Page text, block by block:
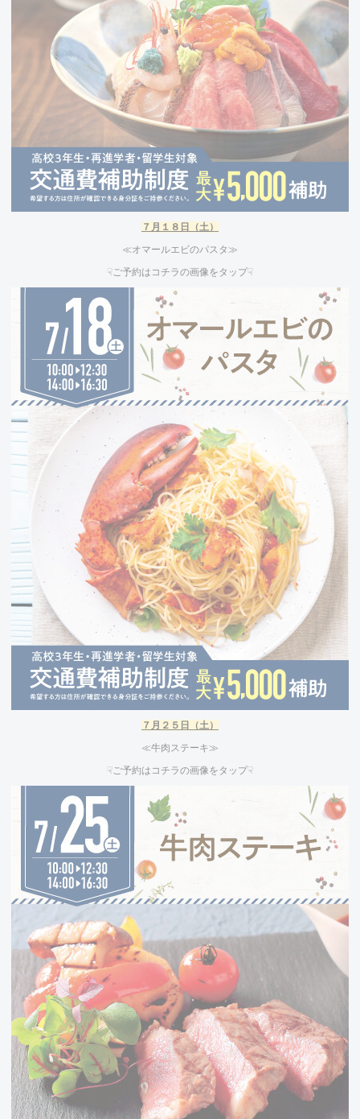
７ 月１８日（土）
≪オマールエビのパスタ≫
☟ご予約はコチラの画像をタップ☟
７ 月２５日（土）
≪牛肉ステーキ≫
☟ご予約はコチラの画像をタップ☟